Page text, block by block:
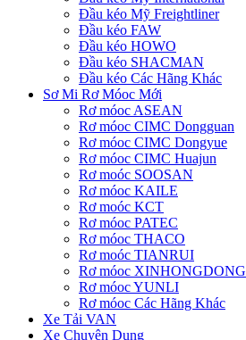
Đầu kéo Mỹ Freightliner
Đầu kéo FAW
Đầu kéo HOWO
Đầu kéo SHACMAN
Đầu kéo Các Hãng Khác
Sơ Mi Rơ Móoc Mới
Rơ móoc ASEAN
Rơ móoc CIMC Dongguan
Rơ móoc CIMC Dongyue
Rơ móoc CIMC Huajun
Rơ moóc SOOSAN
Rơ móoc KAILE
Rơ moóc KCT
Rơ móoc PATEC
Rơ móoc THACO
Rơ moóc TIANRUI
Rơ móoc XINHONGDONG
Rơ móoc YUNLI
Rơ móoc Các Hãng Khác
Xe Tải VAN
Xe Chuyên Dụng